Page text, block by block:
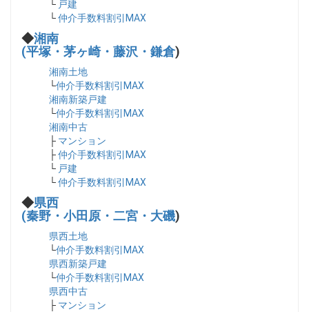
└ 戸建
└仲介手数料割引MAX
◆湘南
(平塚・茅ヶ崎・藤沢・鎌倉)
湘南土地
└仲介手数料割引MAX
湘南新築戸建
└仲介手数料割引MAX
湘南中古
├ マンション
├仲介手数料割引MAX
└ 戸建
└仲介手数料割引MAX
◆県西
(秦野・小田原・二宮・大磯)
県西土地
└仲介手数料割引MAX
県西新築戸建
└仲介手数料割引MAX
県西中古
├ マンション